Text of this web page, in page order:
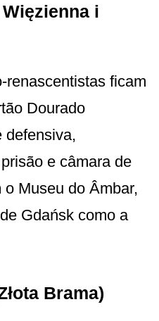
i
renascentistas ficam
Dourado
defensiva,
e câmara de
Museu do Âmbar,
Gdańsk como a
Brama)